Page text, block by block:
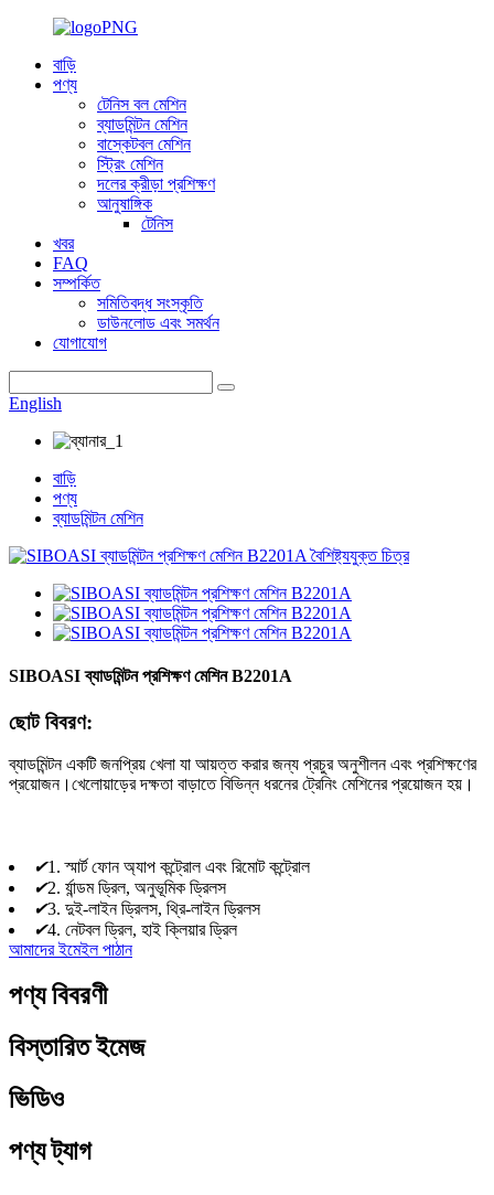
বাড়ি
পণ্য
টেনিস বল মেশিন
ব্যাডমিন্টন মেশিন
বাস্কেটবল মেশিন
স্ট্রিং মেশিন
দলের ক্রীড়া প্রশিক্ষণ
আনুষাঙ্গিক
টেনিস
খবর
FAQ
সম্পর্কিত
সমিতিবদ্ধ সংস্কৃতি
ডাউনলোড এবং সমর্থন
যোগাযোগ
English
বাড়ি
পণ্য
ব্যাডমিন্টন মেশিন
SIBOASI ব্যাডমিন্টন প্রশিক্ষণ মেশিন B2201A
ছোট বিবরণ:
ব্যাডমিন্টন একটি জনপ্রিয় খেলা যা আয়ত্ত করার জন্য প্রচুর অনুশীলন এবং প্রশিক্ষণের
প্রয়োজন।খেলোয়াড়ের দক্ষতা বাড়াতে বিভিন্ন ধরনের ট্রেনিং মেশিনের প্রয়োজন হয়।
✔1. স্মার্ট ফোন অ্যাপ কন্ট্রোল এবং রিমোট কন্ট্রোল
✔2. র্যান্ডম ড্রিল, অনুভূমিক ড্রিলস
✔3. দুই-লাইন ড্রিলস, থ্রি-লাইন ড্রিলস
✔4. নেটবল ড্রিল, হাই ক্লিয়ার ড্রিল
আমাদের ইমেইল পাঠান
পণ্য বিবরণী
বিস্তারিত ইমেজ
ভিডিও
পণ্য ট্যাগ